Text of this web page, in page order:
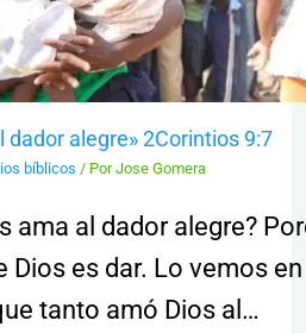
dador alegre» 2Corintios 9:7
bíblicos / PorJose Gomera
ama al dador alegre?
Dios es dar. Lo vemos
tanto amó Dios al…